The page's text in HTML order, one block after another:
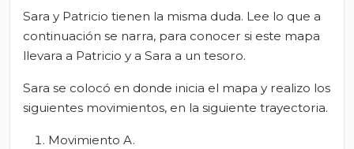
Sara y Patricio tienen la misma duda. Lee lo que a
continuación se narra, para conocer si este mapa
llevara a Patricio y a Sara a un tesoro.
Sara se colocó en donde inicia el mapa y realizo los
siguientes movimientos, en la siguiente trayectoria.
Movimiento A.